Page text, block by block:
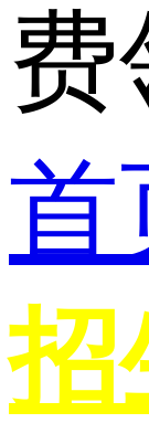
首
招